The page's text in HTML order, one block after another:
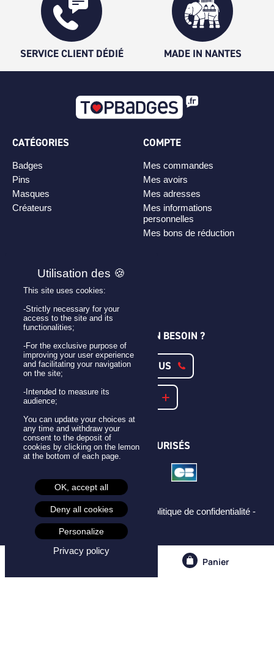
Panier
SERVICE CLIENT DÉDIÉ MADE IN NANTES
CATÉGORIES
Badges
Pins
Masques
Créateurs
COMPTE
Mes commandes
Mes avoirs
Mes adresses
Mes informations
personnelles
Mes bons de réduction
PLAN DE SITE
Personnaliser son badge
UNE QUESTION ? UN BESOIN ?
CONTACTEZ-NOUS
NOTRE FAQ
PAIEMENTS SÉCURISÉS
Mentions légales -CGU - CGV -
Politique de confidentialité -
Cookies -
This site uses cookies:
-Strictly necessary for your
access to the site and its
functionalities;
-For the exclusive purpose of
improving your user experience
and facilitating your navigation
on the site;
-Intended to measure its
audience;
You can update your choices at
any time and withdraw your
consent to the deposit of
cookies by clicking on the lemon
at the bottom of each page.
OK, accept all
Deny all cookies
Personalize
Privacy policy